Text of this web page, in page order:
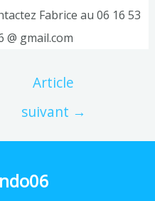
Fabrice au 06 16 53
@ gmail.com
Article
suivant →